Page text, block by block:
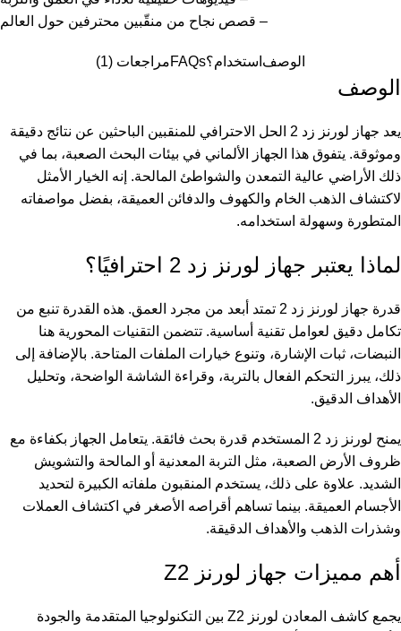
– قصص نجاح من منقّبين محترفين حول العالم
الوصف استخدام؟FAQsمراجعات (1)
الوصف
يعد جهاز لورنز زد 2 الحل الاحترافي للمنقبين الباحثين عن نتائج دقيقة
وموثوقة. يتفوق هذا الجهاز الألماني في بيئات البحث الصعبة، بما في
ذلك الأراضي عالية التمعدن والشواطئ المالحة. إنه الخيار الأمثل
لاكتشاف الذهب الخام والكهوف والدفائن العميقة، بفضل مواصفاته
المتطورة وسهولة استخدامه.
لماذا يعتبر جهاز لورنز زد 2 احترافيًا؟
قدرة جهاز لورنز
زد 2 تمتد أبعد من مجرد العمق. هذه القدرة تنبع من
تكامل دقيق لعوامل تقنية أساسية. تتضمن التقنيات المحورية هنا
النبضات، ثبات الإشارة، وتنوع خيارات الملفات المتاحة. بالإضافة إلى
ذلك، يبرز التحكم الفعال بالتربة، وقراءة الشاشة الواضحة، وتحليل
الأهداف الدقيق.
يمنح لورنز زد 2 المستخدم قدرة بحث فائقة. يتعامل الجهاز بكفاءة مع
ظروف الأرض الصعبة، مثل التربة المعدنية أو المالحة والتشويش
الشديد. علاوة على ذلك، يستخدم المنقبون ملفاته الكبيرة لتحديد
الأجسام العميقة. بينما تساهم أقراصه الأصغر في اكتشاف العملات
وشذرات الذهب والأهداف الدقيقة.
أهم مميزات جهاز لورنز Z2
يجمع كاشف المعادن
لورنز Z2 بين التكنولوجيا المتقدمة والجودة